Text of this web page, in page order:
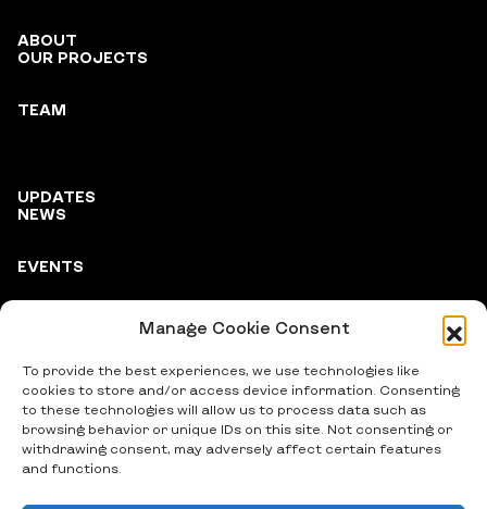
Manage Cookie Consent
To provide the best experiences, we use technologies like
cookies to store and/or access device information. Consenting
to these technologies will allow us to process data such as
browsing behavior or unique IDs on this site. Not consenting or
withdrawing consent, may adversely affect certain features
and functions.
ABOUT
OUR PROJECTS
TEAM
UPDATES
NEWS
EVENTS